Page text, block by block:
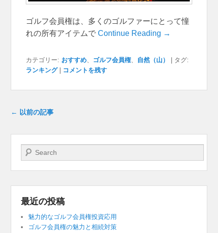
ゴルフ会員権は、多くのゴルファーにとって憧
れの所有アイテムでContinue Reading →
カテゴリー: おすすめ、 ゴルフ会員権、 自然（山）
タグ:
ランキング
コメントを残す
投稿ナビゲーション
← 以前の記事
検索開始
最近の投稿
魅力的なゴルフ会員権投資応用
ゴルフ会員権の魅力と相続対策